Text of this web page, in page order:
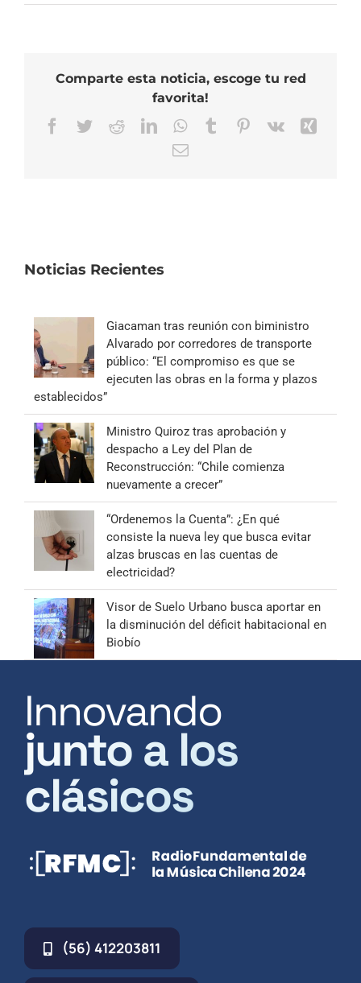
Comparte esta noticia, escoge tu red
favorita!
Facebook
TwitterRedditLinkedInWhatsApp
TumblrPinterest
Vk
Correo
Noticias Recientes
Giacaman tras reunión con biministro
Alvarado por corredores de transporte
público: “El compromiso es que se
ejecuten las obras en la forma y plazos
establecidos”
Ministro Quiroz tras aprobación y
despacho a Ley del Plan de
Reconstrucción: “Chile comienza
nuevamente a crecer”
“Ordenemos la Cuenta”: ¿En qué
consiste la nueva ley que busca evitar
alzas bruscas en las cuentas de
electricidad?
Visor de Suelo Urbano busca aportar en
la disminución del déficit habitacional en
Biobío
Innovando
junto a los
clásicos
(56) 412203811